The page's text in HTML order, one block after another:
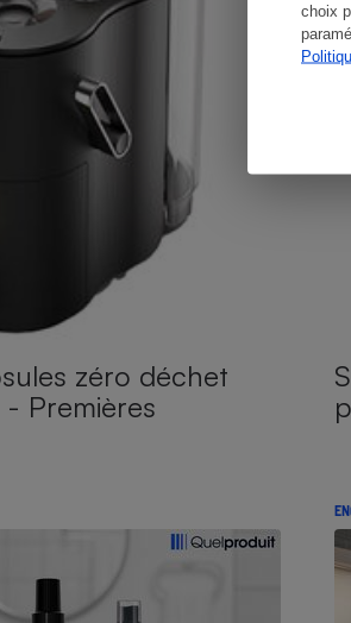
choix
zéro déchet
Premières
Robot ménager